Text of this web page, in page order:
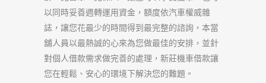
以同時妥善週轉運用資金，額度依汽車權威雜
誌，讓您花最少的時間得到最完整的諮詢，本當
舖人員以最熱誠的心來為您做最佳的安排，並針
對個人借款需求做完善的處理，新莊機車借款讓
您在輕鬆、安心的環境下解決您的難題。